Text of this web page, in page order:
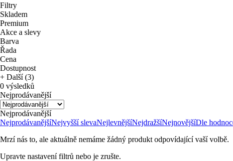
Filtry
Skladem
Premium
Akce a slevy
Barva
Řada
Cena
Dostupnost
+ Další (3)
0 výsledků
Nejprodávanější
Nejprodávanější
NejprodávanějšíNejvyšší slevaNejlevnějšíNejdražšíNejnovějšíDle
Mrzí nás to, ale aktuálně nemáme žádný produkt odpovídající vaší volbě.
Upravte nastavení filtrů nebo je zrušte.